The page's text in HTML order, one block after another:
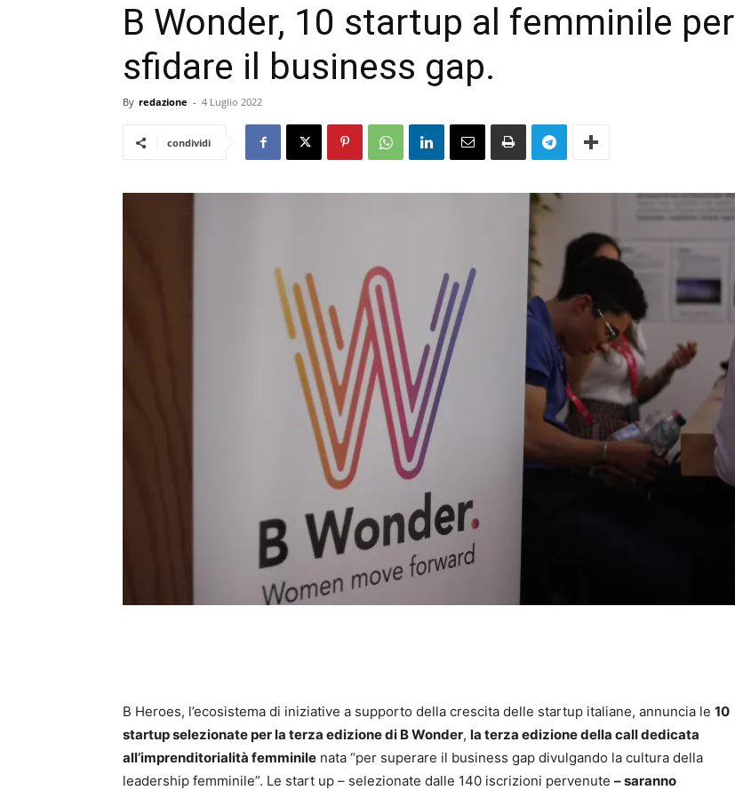
B Wonder, 10 startup al femminile per
sfidare il business gap.
By redazione - 4 Luglio 2022
condividi
B Heroes, l’ecosistema di iniziative a supporto della crescita delle startup italiane, annuncia le 10
startup selezionate per la terza edizione di B Wonder, la terza edizione della call dedicata
all’imprenditorialità femminile nata “per superare il business gap divulgando la cultura della
leadership femminile”. Le start up – selezionate dalle 140 iscrizioni pervenute – saranno